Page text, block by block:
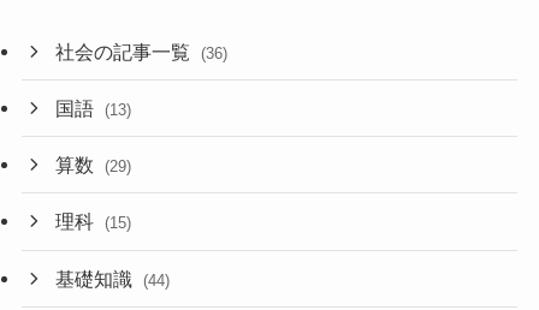
社会の記事一覧 (36)
国語 (13)
算数 (29)
理科 (15)
基礎知識 (44)